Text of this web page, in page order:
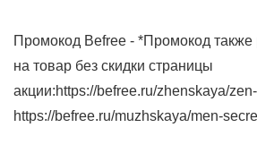
Промокод Befree - *Промокод также
на товар без скидки страницы
акции:https://befree.ru/zhenskaya/
https://befree.ru/muzhskaya/men-